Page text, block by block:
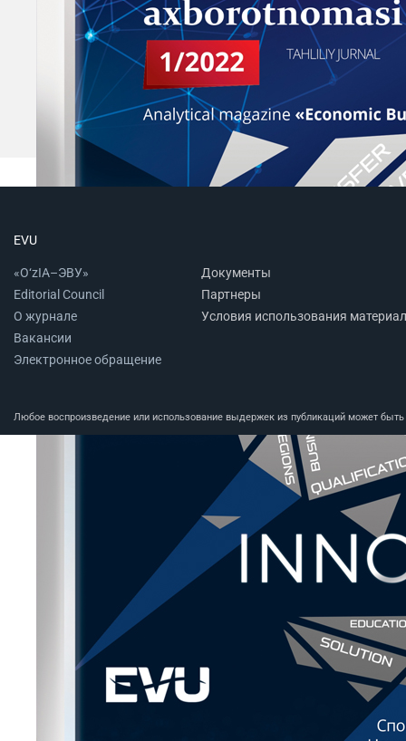
EVU
«O‘zIA–ЭВУ»
Editorial Council
О журнале
Вакансии
Электронное обращение
Документы
Партнеры
Условия использования
Любое воспроизведение или использование выдержек из публикаций может